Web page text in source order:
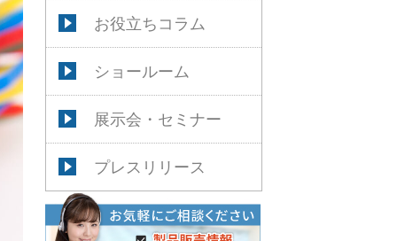
お役立ちコラム
ショールーム
展示会・セミナー
プレスリリース